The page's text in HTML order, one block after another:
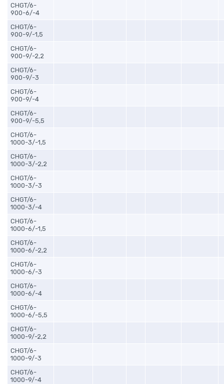
CHGT/6-
900-6/-4
CHGT/6-
900-9/-1,5
CHGT/6-
900-9/-2,2
CHGT/6-
900-9/-3
CHGT/6-
900-9/-4
CHGT/6-
900-9/-5,5
CHGT/6-
1000-3/-1,5
CHGT/6-
1000-3/-2,2
CHGT/6-
1000-3/-3
CHGT/6-
1000-3/-4
CHGT/6-
1000-6/-1,5
CHGT/6-
1000-6/-2,2
CHGT/6-
1000-6/-3
CHGT/6-
1000-6/-4
CHGT/6-
1000-6/-5,5
CHGT/6-
1000-9/-2,2
CHGT/6-
1000-9/-3
CHGT/6-
1000-9/-4